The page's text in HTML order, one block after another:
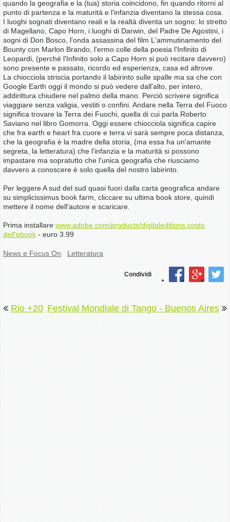
quando la geografia e la (tua) storia coincidono, fin quando ritorni al
punto di partenza e la maturità e l'infanzia diventano la stessa cosa.
I luoghi sognati diventano reali e la realtà diventa un sogno: lo stretto
di Magellano, Capo Horn, i luoghi di Darwin, del Padre De Agostini, i
sogni di Don Bosco, l'onda assassina del film L'ammutinamento del
Bounty con Marlon Brando, l'ermo colle della poesia l'Infinito di
Leopardi, (perché l'Infinito solo a Capo Horn si può recitare davvero)
sono presente e passato, ricordo ed esperienza, casa ed altrove.
La chiocciola striscia portando il labirinto sulle spalle ma sa che con
Google Earth oggi il mondo si può vedere dall'alto, per intero,
addirittura chiudere nel palmo della mano. Perciò scrivere significa
viaggiare senza valigia, vestiti o confini. Andare nella Terra del Fuoco
significa trovare la Terra dei Fuochi, quella di cui parla Roberto
Saviano nel libro Gomorra. Oggi essere chiocciola significa capire
che fra earth e heart fra cuore e terra vi sarà sempre poca distanza,
che la geografia è la madre della storia, (ma essa ha un'amante
segreta, la letteratura) che l'infanzia e la maturità si possono
impastare ma sopratutto che l'unica geografia che riusciamo
davvero a conoscere è solo quella del nostro labirinto.
Per leggere A sud del sud quasi fuori dalla carta geografica andare
su simplicissimus book farm, cliccare su ultima book store, quindi
mettere il nome dell'autore e scaricare.
Prima installare www.adobe.com/products/digitaleditions costo
dell'ebook - euro 3.99
News e Focus On Letteratura
Condividi
Rio +20 Festival Mondiale di Tango - Buenos Aires